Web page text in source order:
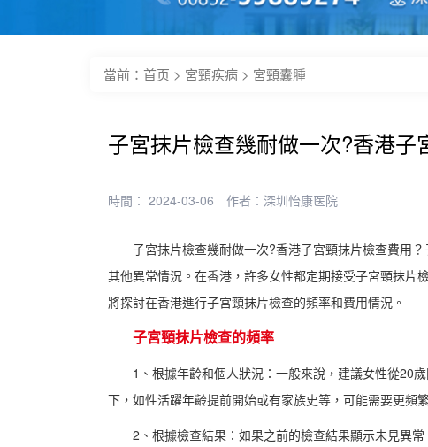
當前： 首页 > 宮頸疾病 > 宮頸囊腫
子宮抹片檢查幾耐做一次?香港子
時間： 2024-03-06 作者： 深圳怡康医院
子宮抹片檢查幾耐做一次?香港子宮頸抹片檢查費用
其他異常情況。在香港，許多女性都定期接受子宮頸抹片
將探討在香港進行子宮頸抹片檢查的頻率和費用情況。
子宮頸抹片檢查的頻率
1、根據年齡和個人狀況：一般來說，建議女性從20
下，如性活躍年齡提前開始或有家族史等，可能需要更頻
2、根據檢查結果：如果之前的檢查結果顯示未見異